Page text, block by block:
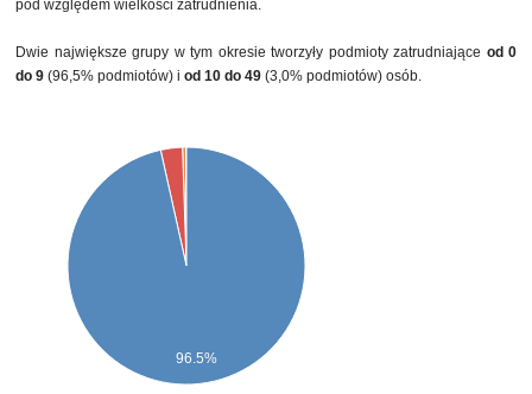
pod względem wielkości zatrudnienia.
Dwie największe grupy w tym okresie tworzyły podmioty zatrudniające od 0
do 9 (96,5% podmiotów) i od 10 do 49 (3,0% podmiotów) osób.
96.5%